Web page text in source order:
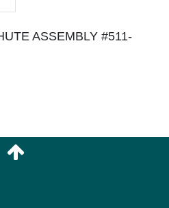
ASSEMBLY #511-